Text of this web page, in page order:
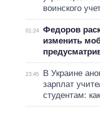
воинского
01:24
Федоров
изменить
23:45
В Украине
зарплат
студентам: